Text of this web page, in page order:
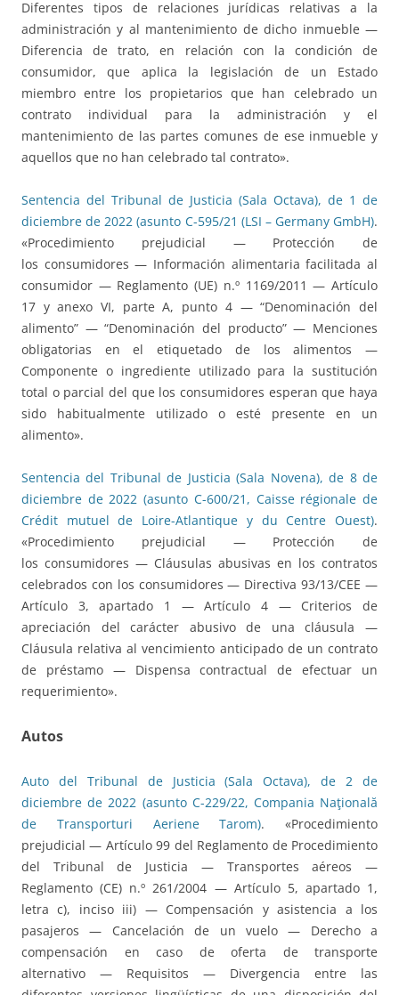
Diferentes tipos de relaciones jurídicas relativas a la
administración y al mantenimiento de dicho inmueble —
Diferencia de trato, en relación con la condición de
consumidor, que aplica la legislación de un Estado
miembro entre los propietarios que han celebrado un
contrato individual para la administración y el
mantenimiento de las partes comunes de ese inmueble y
aquellos que no han celebrado tal contrato».
Sentencia del Tribunal de Justicia (Sala Octava), de 1 de
diciembre de 2022 (asunto C-595/21 (LSI – Germany GmbH).
«Procedimiento prejudicial — Protección de
los consumidores — Información alimentaria facilitada al
consumidor — Reglamento (UE) n.º 1169/2011 — Artículo
17 y anexo VI, parte A, punto 4 — “Denominación del
alimento” — “Denominación del producto” — Menciones
obligatorias en el etiquetado de los alimentos —
Componente o ingrediente utilizado para la sustitución
total o parcial del que los consumidores esperan que haya
sido habitualmente utilizado o esté presente en un
alimento».
Sentencia del Tribunal de Justicia (Sala Novena), de 8 de
diciembre de 2022 (asunto C-600/21, Caisse régionale de
Crédit mutuel de Loire-Atlantique y du Centre Ouest).
«Procedimiento prejudicial — Protección de
los consumidores — Cláusulas abusivas en los contratos
celebrados con los consumidores — Directiva 93/13/CEE —
Artículo 3, apartado 1 — Artículo 4 — Criterios de
apreciación del carácter abusivo de una cláusula —
Cláusula relativa al vencimiento anticipado de un contrato
de préstamo — Dispensa contractual de efectuar un
requerimiento».
Autos
Auto del Tribunal de Justicia (Sala Octava), de 2 de
diciembre de 2022 (asunto C-229/22, Compania Naţională
de Transporturi Aeriene Tarom). «Procedimiento
prejudicial — Artículo 99 del Reglamento de Procedimiento
del Tribunal de Justicia — Transportes aéreos —
Reglamento (CE) n.º 261/2004 — Artículo 5, apartado 1,
letra c), inciso iii) — Compensación y asistencia a los
pasajeros — Cancelación de un vuelo — Derecho a
compensación en caso de oferta de transporte
alternativo — Requisitos — Divergencia entre las